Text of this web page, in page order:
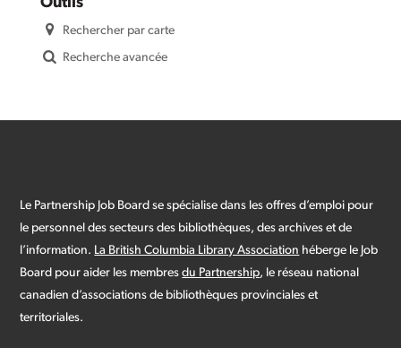
Rechercher par carte
Recherche avancée
Le Partnership Job Board se spécialise dans les offres d’emploi pour
le personnel des secteurs des bibliothèques, des archives et de
l’information. La British Columbia Library Association héberge le Job
Board pour aider les membresdu Partnership, le réseau national
canadien d’associations de bibliothèques provinciales et
territoriales.